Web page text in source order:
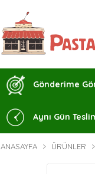
Gönderime
Aynı Gün
ANASAYFA ÜRÜNLER